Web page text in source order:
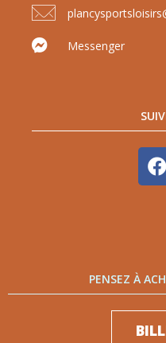
Messenger
PENSEZ À